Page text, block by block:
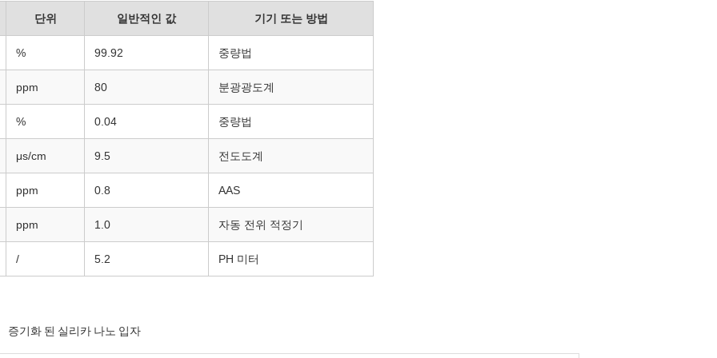
단위 일반적인 값 기기 또는 방법
% 99.92 중량법
ppm 80 분광광도계
% 0.04 중량법
μs/cm 9.5 전도도계
ppm 0.8 AAS
ppm 1.0 자동 전위 적정기
/ 5.2 PH 미터
증기화 된 실리카 나노 입자